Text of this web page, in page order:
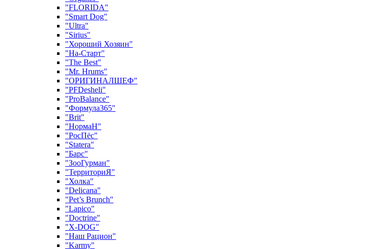
"FLORIDA"
"Smart Dog"
"Ultra"
"Sirius"
"Хороший Хозяин"
"На-Старт"
"The Best"
"Mr. Hrums"
"ОРИГИНАЛШЕФ"
"PFDesheli"
"ProBalance"
"Формула365"
"Brit"
"НормаН"
"РосПёс"
"Statera"
"Барс"
"ЗооГурман"
"ТерриториЯ"
"Холка"
"Delicana"
"Pet’s Brunch"
"Lapico"
"Doctrine"
"X-DOG"
"Наш Рацион"
"Karmy"